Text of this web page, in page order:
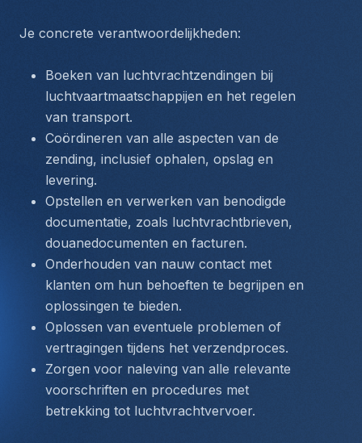
Je concrete verantwoordelijkheden:
Boeken van luchtvrachtzendingen bij
luchtvaartmaatschappijen en het regelen
van transport.
Coördineren van alle aspecten van de
zending, inclusief ophalen, opslag en
levering.
Opstellen en verwerken van benodigde
documentatie, zoals luchtvrachtbrieven,
douanedocumenten en facturen.
Onderhouden van nauw contact met
klanten om hun behoeften te begrijpen en
oplossingen te bieden.
Oplossen van eventuele problemen of
vertragingen tijdens het verzendproces.
Zorgen voor naleving van alle relevante
voorschriften en procedures met
betrekking tot luchtvrachtvervoer.